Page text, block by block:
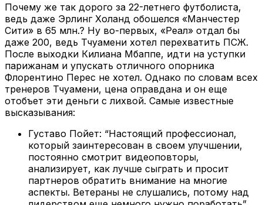
Почему же так дорого за 22-летнего футболиста,
ведь даже Эрлинг Холанд обошелся «Манчестер
Сити» в 65 млн.? Ну во-первых, «Реал» отдал бы
даже 200, ведь Тчуамени хотел перехватить ПСЖ.
После выходки Килиана Мбаппе, идти на уступки
парижанам и упускать отличного опорника
Флорентино Перес не хотел. Однако по словам всех
тренеров Тчуамени, цена оправдана и он еще
отобъет эти деньги с лихвой. Самые известные
высказывания:
Густаво Пойет: “Настоящий профессионал,
который заинтересован в своем улучшении,
постоянно смотрит видеоповторы,
анализирует, как лучше сыграть и просит
партнеров обратить внимание на многие
аспекты. Ветераны не слушались, потому над